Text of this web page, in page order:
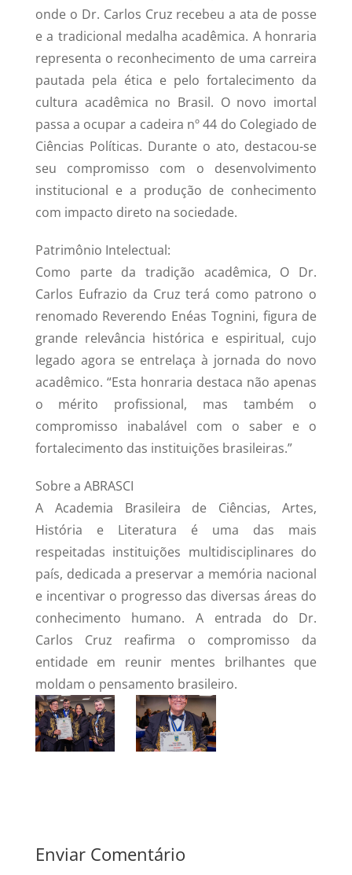
onde o Dr. Carlos Cruz recebeu a ata de posse
e a tradicional medalha acadêmica. A honraria
representa o reconhecimento de uma carreira
pautada pela ética e pelo fortalecimento da
cultura acadêmica no Brasil. O novo imortal
passa a ocupar a cadeira nº 44 do Colegiado de
Ciências Políticas. Durante o ato, destacou-se
seu compromisso com o desenvolvimento
institucional e a produção de conhecimento
com impacto direto na sociedade.
Patrimônio Intelectual:
Como parte da tradição acadêmica, O Dr.
Carlos Eufrazio da Cruz terá como patrono o
renomado Reverendo Enéas Tognini, figura de
grande relevância histórica e espiritual, cujo
legado agora se entrelaça à jornada do novo
acadêmico. “Esta honraria destaca não apenas
o mérito profissional, mas também o
compromisso inabalável com o saber e o
fortalecimento das instituições brasileiras.”
Sobre a ABRASCI
A Academia Brasileira de Ciências, Artes,
História e Literatura é uma das mais
respeitadas instituições multidisciplinares do
país, dedicada a preservar a memória nacional
e incentivar o progresso das diversas áreas do
conhecimento humano. A entrada do Dr.
Carlos Cruz reafirma o compromisso da
entidade em reunir mentes brilhantes que
moldam o pensamento brasileiro.
Enviar Comentário